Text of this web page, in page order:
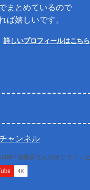
まとめているので
ば嬉しいです。
詳しいプロフィールはこちら
ャンネル